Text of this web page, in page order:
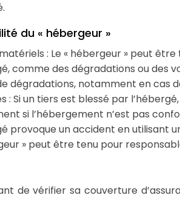
du « hébergeur »
: Le « hébergeur » peut
comme des dégradations ou des
dégradations, notamment en cas
: Si un tiers est blessé par
si l’hébergement n’est pas
provoque un accident en utilisant
» peut être tenu pour
de vérifier sa couverture